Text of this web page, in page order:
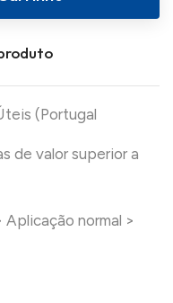
(Portugal
de valor superior a
Aplicação normal >